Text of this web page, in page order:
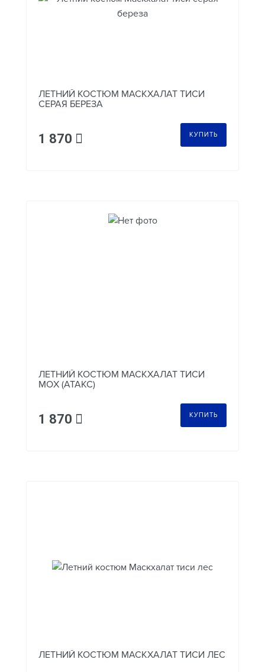
ЛЕТНИЙ КОСТЮМ МАСКХАЛАТ ТИСИ
СЕРАЯ БЕРЕЗА
1 870 КУПИТЬ
ЛЕТНИЙ КОСТЮМ МАСКХАЛАТ ТИСИ
МОХ (АТАКС)
1 870 КУПИТЬ
ЛЕТНИЙ КОСТЮМ МАСКХАЛАТ ТИСИ ЛЕС